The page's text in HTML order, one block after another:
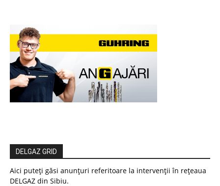
DELGAZ GRID
Aici puteți găsi anunțuri referitoare la intervenții în rețeaua
DELGAZ din Sibiu.